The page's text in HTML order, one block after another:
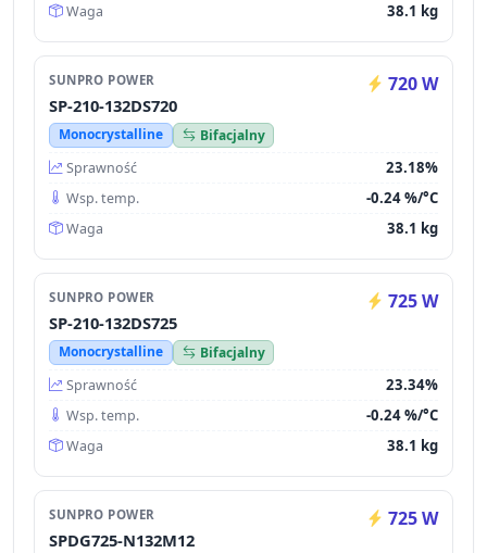
Waga 38.1 kg
SUNPRO POWER 720 W
SP-210-132DS720
Monocrystalline
Bifacjalny
Sprawność
23.18%
Wsp. temp. -0.24 %/°C
Waga 38.1 kg
SUNPRO POWER 725 W
SP-210-132DS725
Monocrystalline
Bifacjalny
Sprawność
23.34%
Wsp. temp. -0.24 %/°C
Waga 38.1 kg
SUNPRO POWER 725 W
SPDG725-N132M12